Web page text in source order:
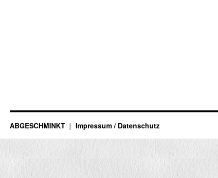
ABGESCHMINKT Impressum / Datenschutz